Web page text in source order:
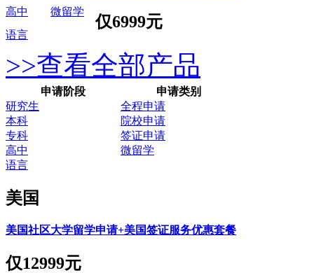
仅6999元
高中
微留学
语言
>>查看全部产品
申请阶段
申请类别
研究生
全程申请
本科
院校申请
专科
签证申请
高中
微留学
语言
美国
美国社区大学留学申请+美国签证服务优惠套餐
仅12999元